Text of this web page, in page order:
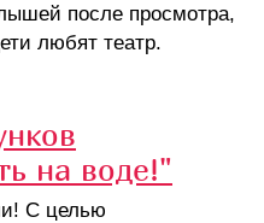
после просмотра,
любят театр.
на воде!"
С целью